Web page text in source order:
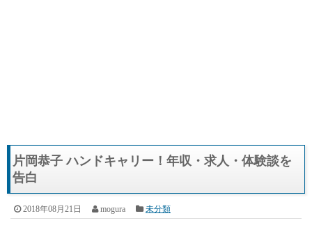
片岡恭子 ハンドキャリー！年収・求人・体験談を
告白
2018年08月21日 mogura 未分類